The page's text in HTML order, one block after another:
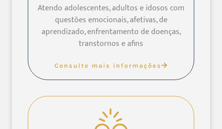
Atendo adolescentes, adultos e idosos com
questões emocionais, afetivas, de
aprendizado, enfrentamento de doenças,
transtornos e afins
Consulte mais informações